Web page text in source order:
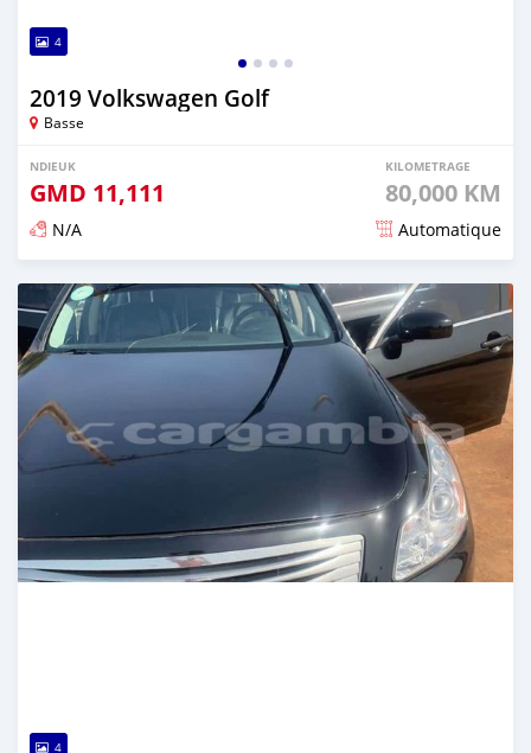
4
2019 Volkswagen Golf
Basse
NDIEUK
GMD 11,111
KILOMETRAGE
80,000 KM
N/A Automatique
Dougal na niou ko depuis over 2 years
4